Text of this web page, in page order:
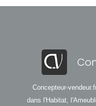
Concepteur-
dans l'Habitat,